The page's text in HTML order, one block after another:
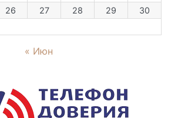
26 27 28 29
30
« Июн